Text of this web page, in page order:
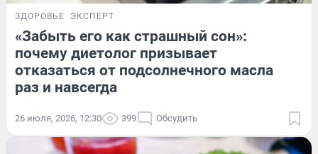
ЗДОРОВЬЕ ЭКСПЕРТ
«Забыть его как страшный сон»:
почему диетолог призывает
отказаться от подсолнечного масла
раз и навсегда
26 июля, 2026, 12:30 399 Обсудить